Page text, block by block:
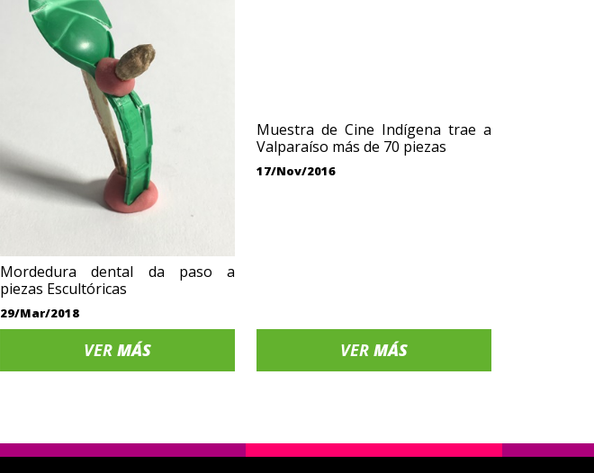
Mordedura dental da paso a
piezas Escultóricas
29/Mar/2018
VER MÁS
Muestra de Cine Indígena trae a
Valparaíso más de 70 piezas
17/Nov/2016
VER MÁS